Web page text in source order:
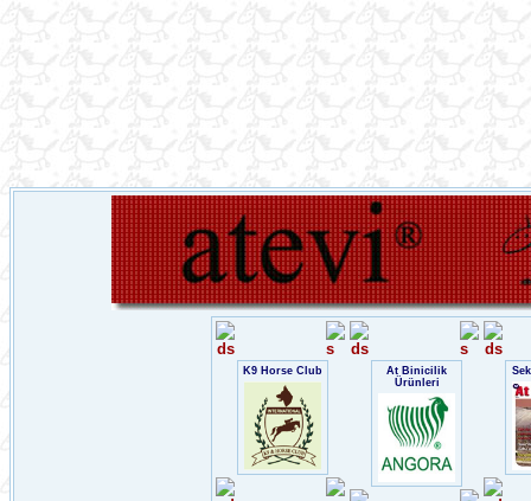
K9 Horse Club
At Binicilik
Ürünleri